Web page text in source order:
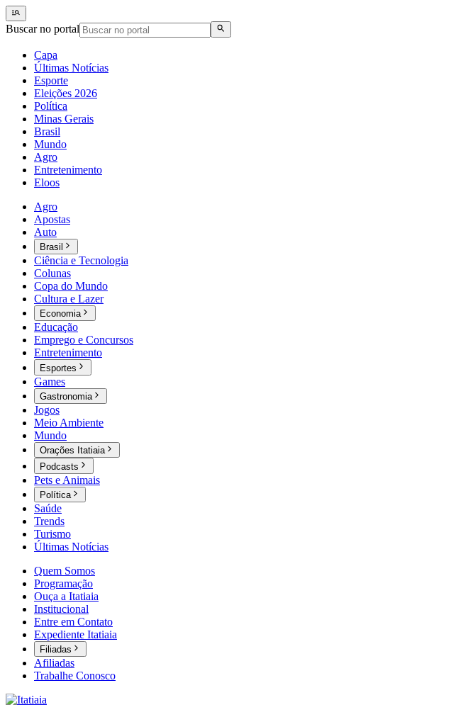
Buscar no portal
Capa
Últimas Notícias
Esporte
Eleições 2026
Política
Minas Gerais
Brasil
Mundo
Agro
Entretenimento
Eloos
Agro
Apostas
Auto
Brasil
Ciência e Tecnologia
Colunas
Copa do Mundo
Cultura e Lazer
Economia
Educação
Emprego e Concursos
Entretenimento
Esportes
Games
Gastronomia
Jogos
Meio Ambiente
Mundo
Orações Itatiaia
Podcasts
Pets e Animais
Política
Saúde
Trends
Turismo
Últimas Notícias
Quem Somos
Programação
Ouça a Itatiaia
Institucional
Entre em Contato
Expediente Itatiaia
Filiadas
Afiliadas
Trabalhe Conosco